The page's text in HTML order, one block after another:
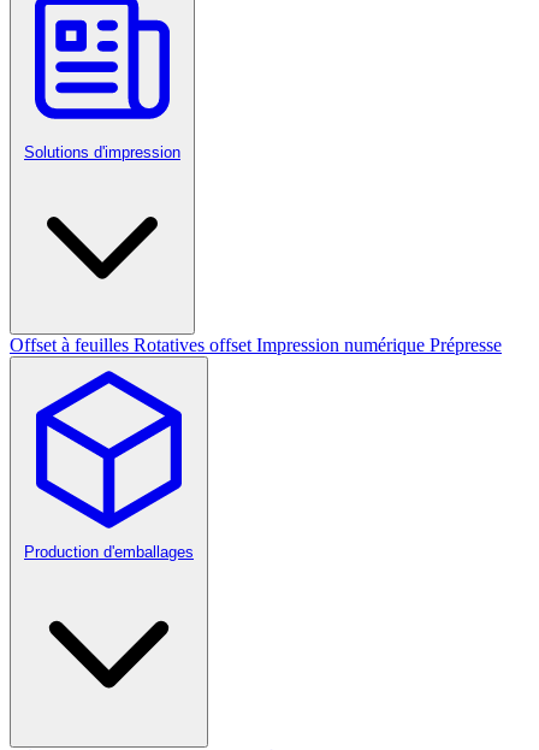
Solutions d'impression
Offset à feuilles Rotatives offset Impression numérique Prépresse
Production d'emballages